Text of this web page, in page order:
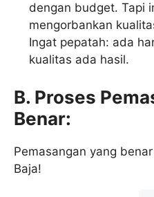
dengan budget. Tapi
mengorbankan
Ingat pepatah: ada
kualitas ada hasil.
B. Proses
Benar:
Pemasangan yang
Baja!